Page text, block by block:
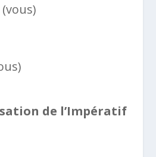
de l’Impératif